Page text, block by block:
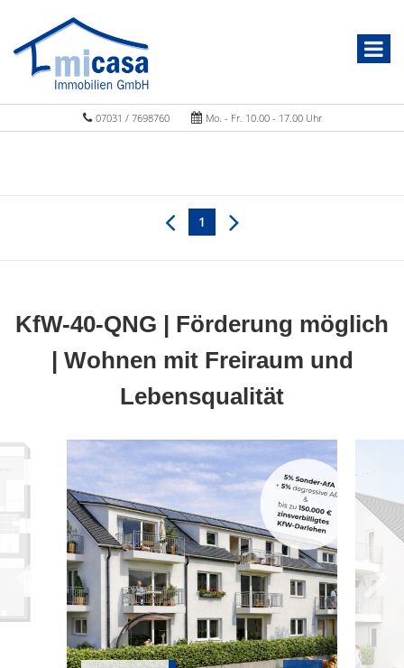
07031 / 7698760 Mo. - Fr. 10.00 - 17.00 Uhr
1
KfW-40-QNG | Förderung möglich
| Wohnen mit Freiraum und
Lebensqualität